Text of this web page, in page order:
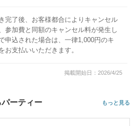
完了後、お客様都合によりキャンセル
参加費と同額のキャンセル料が発生し
申込された場合は、一律1,000円のキ
お支払いいただきます。
掲載開始日：2026/4/25
ーティー もっと見る